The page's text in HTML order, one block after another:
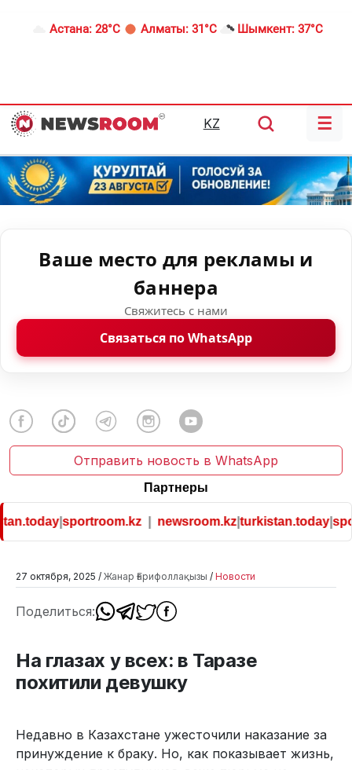
Астана: 28°C Алматы: 31°C Шымкент: 37°C
KZ ☰
Ваше место для рекламы и
баннера
Свяжитесь с нами
Связаться по WhatsApp
Отправить новость в WhatsApp
Партнеры
|sportroom.kz| newsroom.kz|turkistan.today|
27 октября, 2025 / Жанар Ғарифоллақызы / Новости
Поделиться:
На глазах у всех: в Таразе
похитили девушку
Недавно в Казахстане ужесточили наказание за
принуждение к браку. Но, как показывает жизнь,